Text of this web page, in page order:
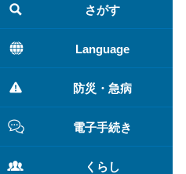
本
文
へ
さがす
Language
防災・急病
電子手続き
くらし